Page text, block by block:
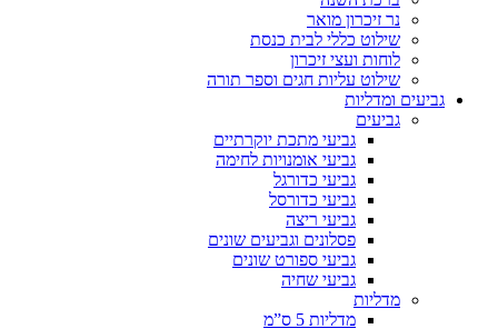
נר זיכרון מואר
שילוט כללי לבית כנסת
לוחות ועצי זיכרון
שילוט עליות חגים וספר תורה
גביעים ומדליות
גביעים
גביעי מתכת יוקרתיים
גביעי אומנויות לחימה
גביעי כדורגל
גביעי כדורסל
גביעי ריצה
פסלונים וגביעים שונים
גביעי ספורט שונים
גביעי שחיה
מדליות
מדליות 5 ס”מ